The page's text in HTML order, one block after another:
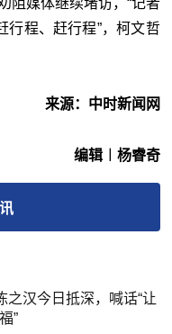
阻媒体继续堵访，“记者
行程、赶行程”，柯文哲
来源：中时新闻网
编辑︱杨睿奇
之汉今日抵深，喊话“让
”